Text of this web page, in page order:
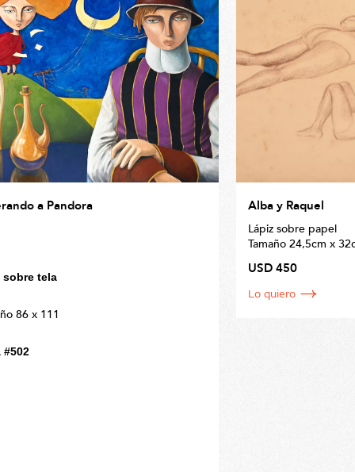
a Pandora
sobre tela
86 x 111
#502
Alba y Raquel
Lápiz sobre papel
Tamaño 24,5cm x
USD 450
Lo quiero